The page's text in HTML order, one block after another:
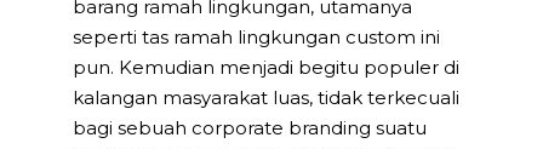
barang ramah lingkungan, utamanya
seperti tas ramah lingkungan custom ini
pun. Kemudian menjadi begitu populer di
kalangan masyarakat luas, tidak terkecuali
bagi sebuah corporate branding suatu